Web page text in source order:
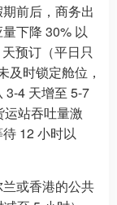
前后，商务出
下降 30% 以
预订（平日只
及时锁定舱位，
3-4 天增至 5-7
运站吞吐量激
12 小时以
或香港的公共